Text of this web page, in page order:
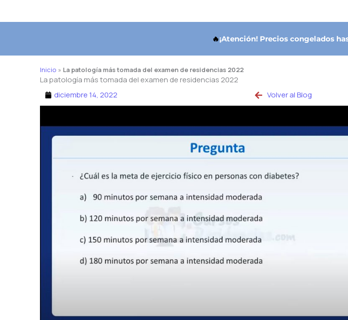
🔥¡Atención! Precios congelados
Inicio » La patología más tomada del examen de residencias 2022
La patología más tomada del examen de residencias 2022
diciembre 14, 2022
Volver al Blog